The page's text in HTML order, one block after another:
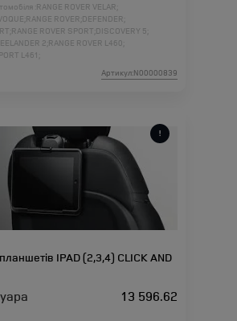
: RANGE ROVER VELAR;
RANGE ROVER; DEFENDER;
RANGE ROVER SPORT; DISCOVERY 5;
2; RANGE ROVER L460;
L461;
Артикул:N00000839
IPAD (2,3,4) CLICK AND
13 596.62